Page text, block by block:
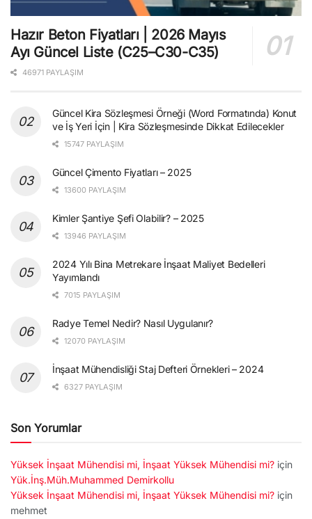
Hazır Beton Fiyatları | 2026 Mayıs
Ayı Güncel Liste (C25–C30-C35)
46971 PAYLAŞIM
Güncel Kira Sözleşmesi Örneği (Word Formatında) Konut
ve İş Yeri İçin | Kira Sözleşmesinde Dikkat Edilecekler
15747 PAYLAŞIM
Güncel Çimento Fiyatları – 2025
13600 PAYLAŞIM
Kimler Şantiye Şefi Olabilir? – 2025
13946 PAYLAŞIM
2024 Yılı Bina Metrekare İnşaat Maliyet Bedelleri
Yayımlandı
7015 PAYLAŞIM
Radye Temel Nedir? Nasıl Uygulanır?
12070 PAYLAŞIM
İnşaat Mühendisliği Staj Defteri Örnekleri – 2024
6327 PAYLAŞIM
Son Yorumlar
Yüksek İnşaat Mühendisi mi, İnşaat Yüksek Mühendisi mi? için
Yük.İnş.Müh.Muhammed Demirkollu
Yüksek İnşaat Mühendisi mi, İnşaat Yüksek Mühendisi mi? için
mehmet